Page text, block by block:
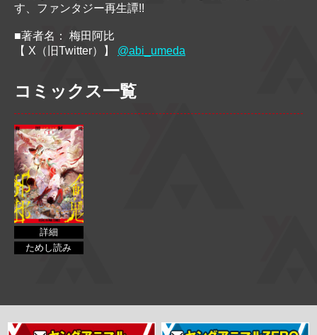
す、ファンタジー再生譚!!
■著者名： 梅田阿比
【 X（旧Twitter）】 @abi_umeda
コミックス一覧
詳細
ためし読み